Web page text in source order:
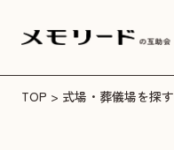
TOP > 式場・葬儀場を探す